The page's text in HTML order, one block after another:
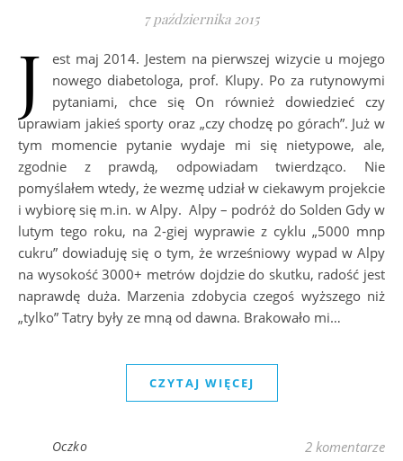
7 października 2015
J
est maj 2014. Jestem na pierwszej wizycie u mojego
nowego diabetologa, prof. Klupy. Po za rutynowymi
pytaniami, chce się On również dowiedzieć czy
uprawiam jakieś sporty oraz „czy chodzę po górach”. Już w
tym momencie pytanie wydaje mi się nietypowe, ale,
zgodnie z prawdą, odpowiadam twierdząco. Nie
pomyślałem wtedy, że wezmę udział w ciekawym projekcie
i wybiorę się m.in. w Alpy. Alpy – podróż do Solden Gdy w
lutym tego roku, na 2-giej wyprawie z cyklu „5000 mnp
cukru” dowiaduję się o tym, że wrześniowy wypad w Alpy
na wysokość 3000+ metrów dojdzie do skutku, radość jest
naprawdę duża. Marzenia zdobycia czegoś wyższego niż
„tylko” Tatry były ze mną od dawna. Brakowało mi…
CZYTAJ WIĘCEJ
Oczko 2 komentarze